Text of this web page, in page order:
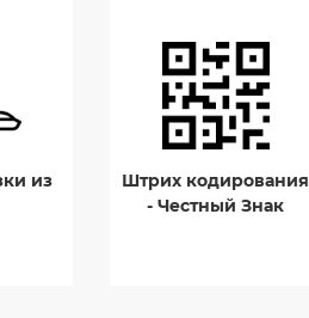
из
Штрих кодирования
- Честный Знак